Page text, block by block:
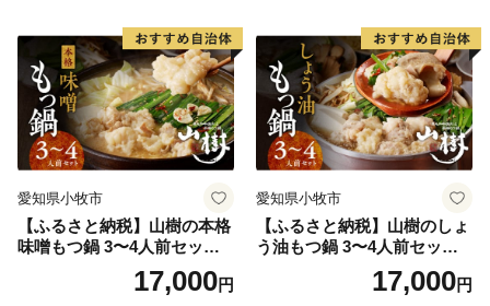
間
間
愛知県小牧市
【ふるさと納税】山樹の本格
味噌もつ鍋 3〜4人前セット
山樹 国産 牛もつ ホルモン モ
ツ オンライン飲み会 ホーム
17,000円
愛知県小牧市
【ふるさと納税】山樹のしょ
う油もつ鍋 3〜4人前セット
山樹 国産 牛もつ ホルモン モ
ツ オンライン飲み会 ホーム
17,000円